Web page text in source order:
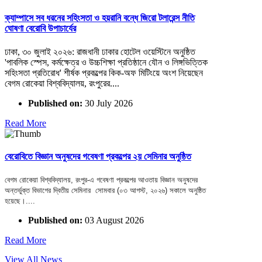
ক্যাম্পাসে সব ধরনের সহিংসতা ও হয়রানি বন্ধে জিরো টলারেন্স নীতি
ঘোষণা বেরোবি উপাচার্যের
ঢাকা, ৩০ জুলাই ২০২৬: রাজধানী ঢাকার হোটেল ওয়েস্টিনে অনুষ্ঠিত
'পাবলিক স্পেস, কর্মক্ষেত্র ও উচ্চশিক্ষা প্রতিষ্ঠানে যৌন ও লিঙ্গভিত্তিক
সহিংসতা প্রতিরোধ' শীর্ষক প্রকল্পের কিক-অফ মিটিংয়ে অংশ নিয়েছেন
বেগম রোকেয়া বিশ্ববিদ্যালয়, রংপুরের....
Published on: 30 July 2026
Read More
বেরোবিতে বিজ্ঞান অনুষদের গবেষণা প্রকল্পের ২য় সেমিনার অনুষ্ঠিত
বেগম রোকেয়া বিশ্ববিদ্যালয়, রংপুর-এ গবেষণা প্রকল্পের আওতায় বিজ্ঞান অনুষদের
অন্তর্ভুক্ত বিভাগের দ্বিতীয় সেমিনার সোমবার (০৩ আগস্ট, ২০২৬) সকালে অনুষ্ঠিত
হয়েছে।....
Published on: 03 August 2026
Read More
View All News